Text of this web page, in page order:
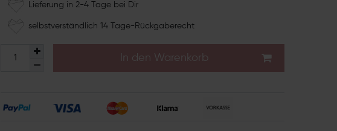
Lieferung in 2-4 Tage bei Dir
selbstverständlich 14 Tage-Rückgaberecht
In den Warenkorb